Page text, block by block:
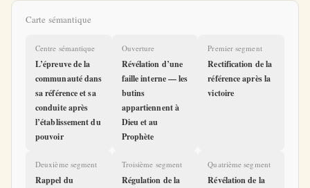
Carte sémantique
Centre sémantique
L’épreuve de la
communauté dans
sa référence et sa
conduite après
l’établissement du
pouvoir
Ouverture
Révélation d’une
faille interne — les
butins
appartiennent à
Dieu et au
Prophète
Premier segment
Rectification de la
référence après la
victoire
Deuxième segment
Rappel du
Troisième segment
Régulation de la
Quatrième segment
Révélation de la